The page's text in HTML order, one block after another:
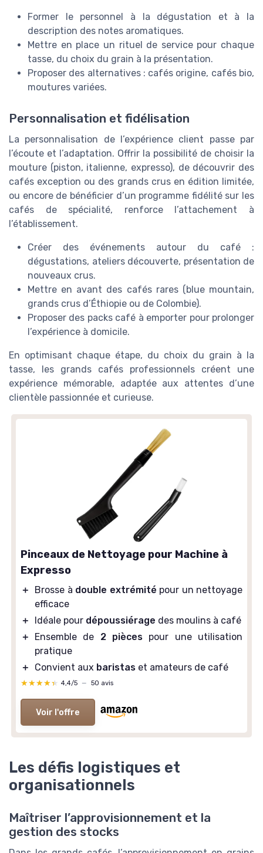
Former le personnel à la dégustation et à la
description des notes aromatiques.
Mettre en place un rituel de service pour chaque
tasse, du choix du grain à la présentation.
Proposer des alternatives : cafés origine, cafés bio,
moutures variées.
Personnalisation et fidélisation
La personnalisation de l’expérience client passe par
l’écoute et l’adaptation. Offrir la possibilité de choisir la
mouture (piston, italienne, expresso), de découvrir des
cafés exception ou des grands crus en édition limitée,
ou encore de bénéficier d’un programme fidélité sur les
cafés de spécialité, renforce l’attachement à
l’établissement.
Créer des événements autour du café :
dégustations, ateliers découverte, présentation de
nouveaux crus.
Mettre en avant des cafés rares (blue mountain,
grands crus d’Éthiopie ou de Colombie).
Proposer des packs café à emporter pour prolonger
l’expérience à domicile.
En optimisant chaque étape, du choix du grain à la
tasse, les grands cafés professionnels créent une
expérience mémorable, adaptée aux attentes d’une
clientèle passionnée et curieuse.
Pinceaux de Nettoyage pour Machine à
Expresso
＋ Brosse à double extrémité pour un nettoyage
efficace
＋
Idéale pour dépoussiérage des moulins à café
＋
Ensemble de 2 pièces pour une utilisation
pratique
＋
Convient aux baristas et amateurs de café
★★★★★
★★★★★ 4,4/5 — 50 avis
Voir l'offre
Les défis logistiques et
organisationnels
Maîtriser l’approvisionnement et la
gestion des stocks